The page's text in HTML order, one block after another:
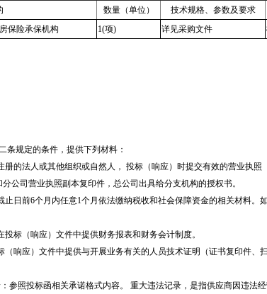
数量（单位） 技术规格、参数及要求
保险承保机构 1(项) 详见采购文件
条规定的条件，提供下列材料：
的法人或其他组织或自然人， 投标（响应）时提交有效的营业执照
公司营业执照副本复印件，总公司出具给分支机构的授权书。
日前6个月内任意1个月依法缴纳税收和社会保障资金的相关材料。
标（响应）文件中提供财务报表和财务会计制度。
响应）文件中提供与开展业务有关的人员技术证明（证书复印件、
参照投标函相关承诺格式内容。 重大违法记录，是指供应商因违法